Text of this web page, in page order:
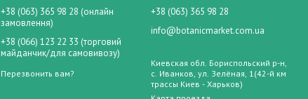
+38 (063) 365 98 28 (онлайн
замовлення)
+38 (066) 123 22 33 (торговий
майданчик/для самовивозу)
Перезвонить вам?
+38 (063) 365 98 28
info@botanicmarket.com.ua
Киевская обл. Бориспольский р-н,
с. Иванков, ул. Зелёная, 1(42-й км
трассы Киев - Харьков)